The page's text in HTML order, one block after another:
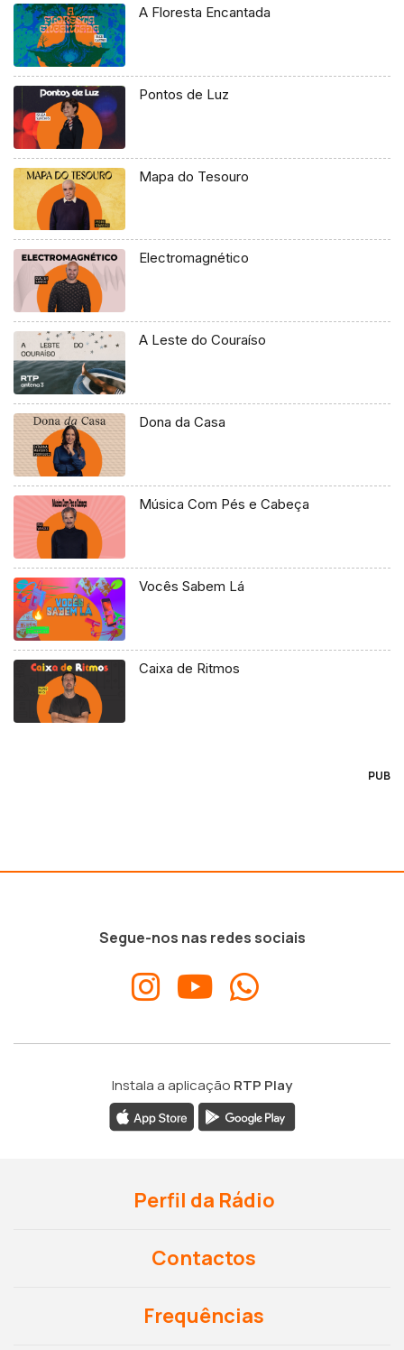
A Floresta Encantada
Pontos de Luz
Mapa do Tesouro
Electromagnético
A Leste do Couraíso
Dona da Casa
Música Com Pés e Cabeça
Vocês Sabem Lá
Caixa de Ritmos
PUB
Segue-nos nas redes sociais
Instala a aplicação RTP Play
Perfil da Rádio
Contactos
Frequências